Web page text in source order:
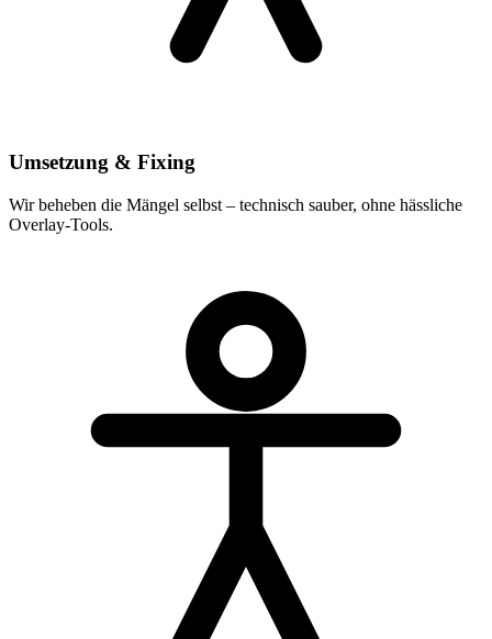
Umsetzung & Fixing
Wir beheben die Mängel selbst – technisch sauber, ohne hässliche
Overlay-Tools.